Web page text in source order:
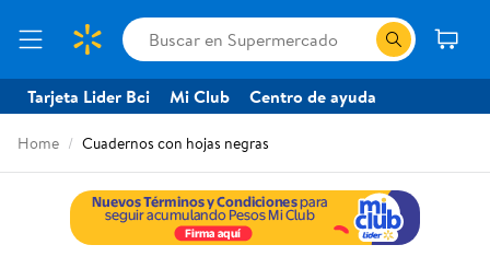
Tarjeta Lider Bci Mi Club Centro de ayuda
Home Cuadernos con hojas negras